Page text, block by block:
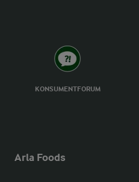
KONSUMENTFORUM
Arla Foods